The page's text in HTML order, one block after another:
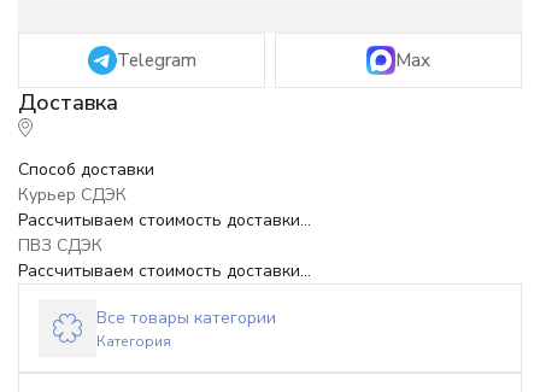
Telegram Max
Способ доставки
Курьер СДЭК
Рассчитываем стоимость доставки...
ПВЗ СДЭК
Рассчитываем стоимость доставки...
Все товары категории
Категория